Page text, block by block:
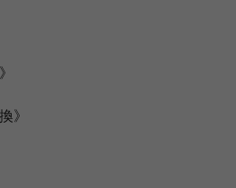
》